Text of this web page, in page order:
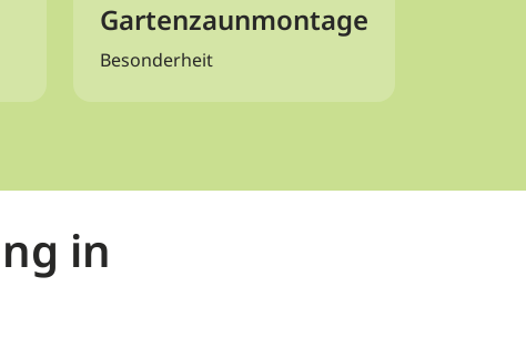
Gartenzaunmontage
Besonderheit
in